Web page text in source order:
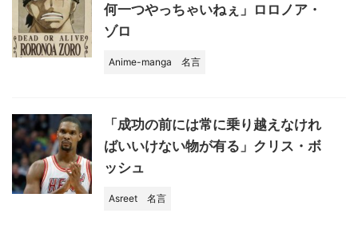
何一つやっちゃいねぇ」ロロノア・
ゾロ
Anime-manga 名言
「成功の前には常に乗り越えなけれ
ばいいけない物が有る」クリス・ボ
ッシュ
Asreet 名言